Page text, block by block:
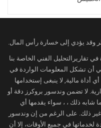
وقد يؤدي إلى خسارة رأس المال.
تقاريرالتحليل الفني الخاصة بنا
أن تشكل المعلومات الواردة في
مالية, لا ينبغى إستخدامها
لا تضمن وندسور بروكرز دقة أو
شابه ذلك ، ، سواء يقدمها أي
ذلك. على الرغم من إن وندسور
في جميع الأوقات، إلا أن